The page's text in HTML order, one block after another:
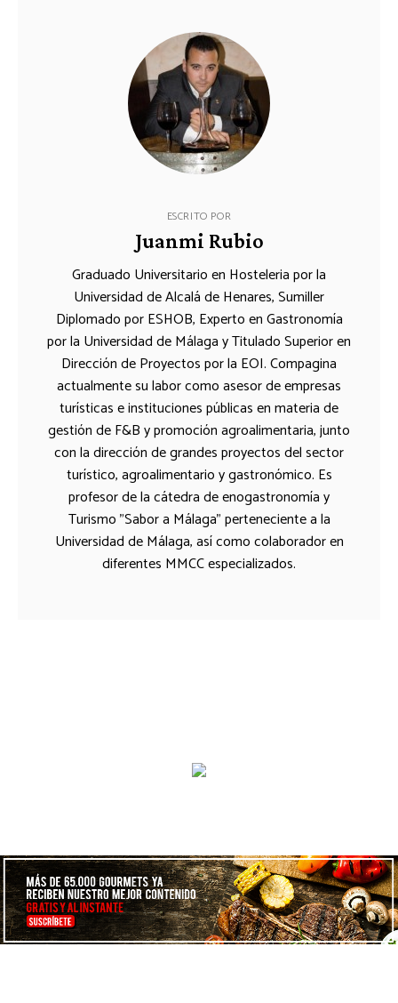
ESCRITO POR
Juanmi Rubio
Graduado Universitario en Hosteleria por la
Universidad de Alcalá de Henares, Sumiller
Diplomado por ESHOB, Experto en Gastronomía
por la Universidad de Málaga y Titulado Superior en
Dirección de Proyectos por la EOI. Compagina
actualmente su labor como asesor de empresas
turísticas e instituciones públicas en materia de
gestión de F&B y promoción agroalimentaria, junto
con la dirección de grandes proyectos del sector
turístico, agroalimentario y gastronómico. Es
profesor de la cátedra de enogastronomía y
Turismo "Sabor a Málaga" perteneciente a la
Universidad de Málaga, así como colaborador en
diferentes MMCC especializados.